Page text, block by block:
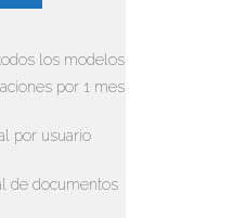
los modelos
por 1 mes
por usuario
de documentos